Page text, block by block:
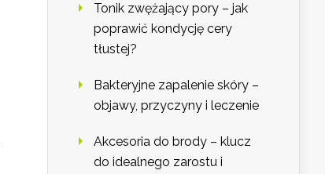
Tonik zwężający pory – jak
poprawić kondycję cery
tłustej?
Bakteryjne zapalenie skóry –
objawy, przyczyny i leczenie
Akcesoria do brody – klucz
do idealnego zarostu i